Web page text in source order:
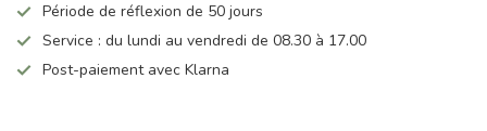
Période de réflexion de 50 jours
Service : du lundi au vendredi de 08.30 à 17.00
Post-paiement avec Klarna